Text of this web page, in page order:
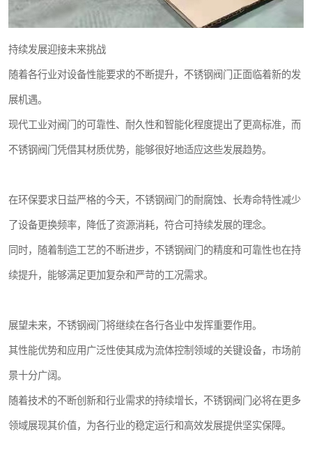
持续发展迎接未来挑战
随着各行业对设备性能要求的不断提升，不锈钢阀门正面临着新的发
展机遇。
现代工业对阀门的可靠性、耐久性和智能化程度提出了更高标准，而
不锈钢阀门凭借其材质优势，能够很好地适应这些发展趋势。
在环保要求日益严格的今天，不锈钢阀门的耐腐蚀、长寿命特性减少
了设备更换频率，降低了资源消耗，符合可持续发展的理念。
同时，随着制造工艺的不断进步，不锈钢阀门的精度和可靠性也在持
续提升，能够满足更加复杂和严苛的工况需求。
展望未来，不锈钢阀门将继续在各行各业中发挥重要作用。
其性能优势和应用广泛性使其成为流体控制领域的关键设备，市场前
景十分广阔。
随着技术的不断创新和行业需求的持续增长，不锈钢阀门必将在更多
领域展现其价值，为各行业的稳定运行和高效发展提供坚实保障。